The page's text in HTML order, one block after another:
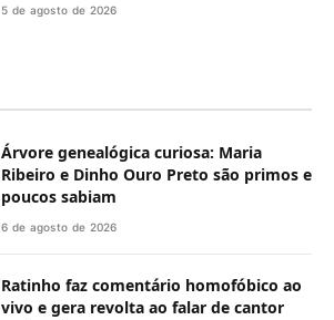
5 de agosto de 2026
Árvore genealógica curiosa: Maria
Ribeiro e Dinho Ouro Preto são primos e
poucos sabiam
6 de agosto de 2026
Ratinho faz comentário homofóbico ao
vivo e gera revolta ao falar de cantor